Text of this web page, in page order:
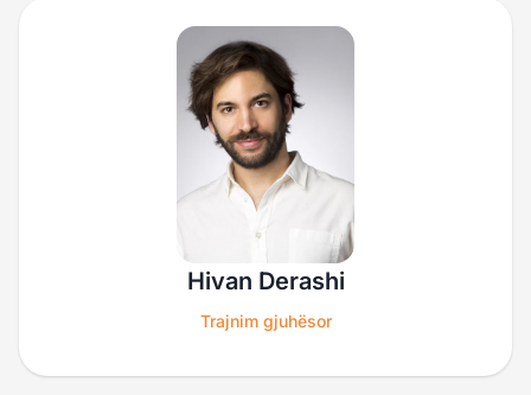
Hivan Derashi
Trajnim gjuhësor